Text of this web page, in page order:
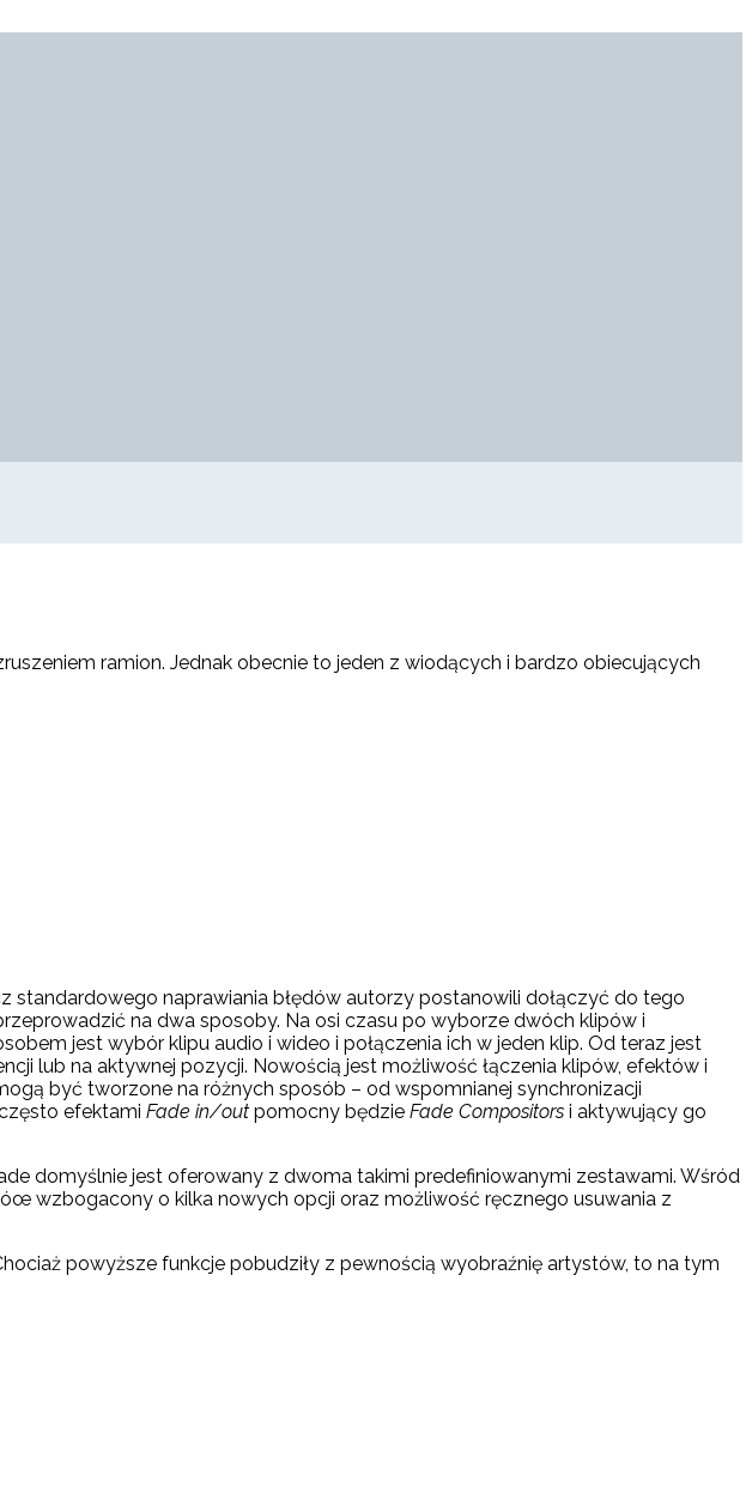
ramion. Jednak obecnie to jeden z wiodących i bardzo obiecujących
naprawiania błędów autorzy postanowili dołączyć do tego
na dwa sposoby. Na osi czasu po wyborze dwóch klipów i
jest wybór klipu audio i wideo i połączenia ich w jeden klip. Od teraz jest
lub na aktywnej pozycji. Nowością jest możliwość łączenia klipów, efektów i
mogą być tworzone na różnych sposób – od wspomnianej synchronizacji
efektami Fade in/out pomocny będzie Fade Compositors i aktywujący go
domyślnie jest oferowany z dwoma takimi predefiniowanymi zestawami. Wśród
wzbogacony o kilka nowych opcji oraz możliwość ręcznego usuwania z
powyższe funkcje pobudziły z pewnością wyobraźnię artystów, to na tym